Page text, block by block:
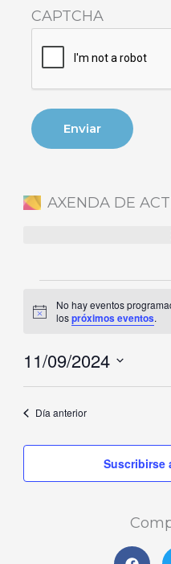
CAPTCHA
AXENDA DE
en
septiembre,
2024
Aviso
No hay eventos
lospróximos eventos.
11/09/2024
Selecciona
la Día anterior
Suscribirse